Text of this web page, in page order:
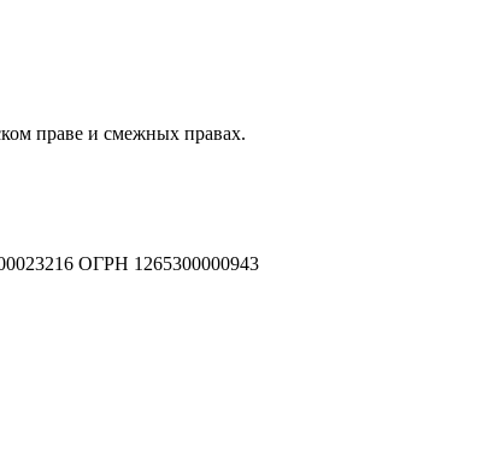
праве и смежных правах.
ОГРН 1265300000943